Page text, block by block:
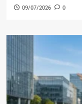
09/07/2026 0